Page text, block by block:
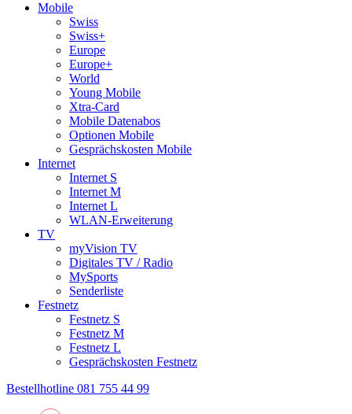
Mobile
Swiss
Swiss+
Europe
Europe+
World
Young Mobile
Xtra-Card
Mobile Datenabos
Optionen Mobile
Gesprächskosten Mobile
Internet
Internet S
Internet M
Internet L
WLAN-Erweiterung
TV
myVision TV
Digitales TV / Radio
MySports
Senderliste
Festnetz
Festnetz S
Festnetz M
Festnetz L
Gesprächskosten Festnetz
Bestellhotline 081 755 44 99